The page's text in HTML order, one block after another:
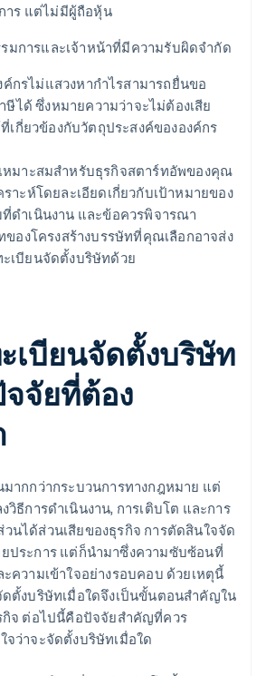
าร แต่ไม่มีผู้ถือหุ้น
มการและเจ้าหน้าที่มีความรับผิดจำกัด
ค์กรไม่แสวงหากำไรสามารถยื่นขอ
ษีได้ ซึ่งหมายความว่าจะไม่ต้องเสีย
เกี่ยวข้องกับวัตถุประสงค์ขององค์กร
หมาะสมสำหรับธุรกิจสตาร์ทอัพของคุณ
ราะห์โดยละเอียดเกี่ยวกับเป้าหมายของ
ดำเนินงาน และข้อควรพิจารณา
ของโครงสร้างบรรษัทที่คุณเลือกอาจส่ง
เบียนจัดตั้งบริษัทด้วย
เบียนจัดตั้งบริษัท
จจัยที่ต้อง
ากกว่ากระบวนการทางกฎหมาย แต่
วิธีการดำเนินงาน, การเติบโต และการ
นได้ส่วนเสียของธุรกิจ การตัดสินใจจัด
ประการ แต่ก็นำมาซึ่งความซับซ้อนที่
ความเข้าใจอย่างรอบคอบ ด้วยเหตุนี้
ดตั้งบริษัทเมื่อใดจึงเป็นขั้นตอนสำคัญใน
กิจ ต่อไปนี้คือปัจจัยสำคัญที่ควร
ว่าจะจัดตั้งบริษัทเมื่อใด